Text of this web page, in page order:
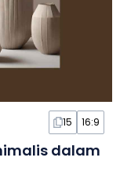
15 16:9
dalam